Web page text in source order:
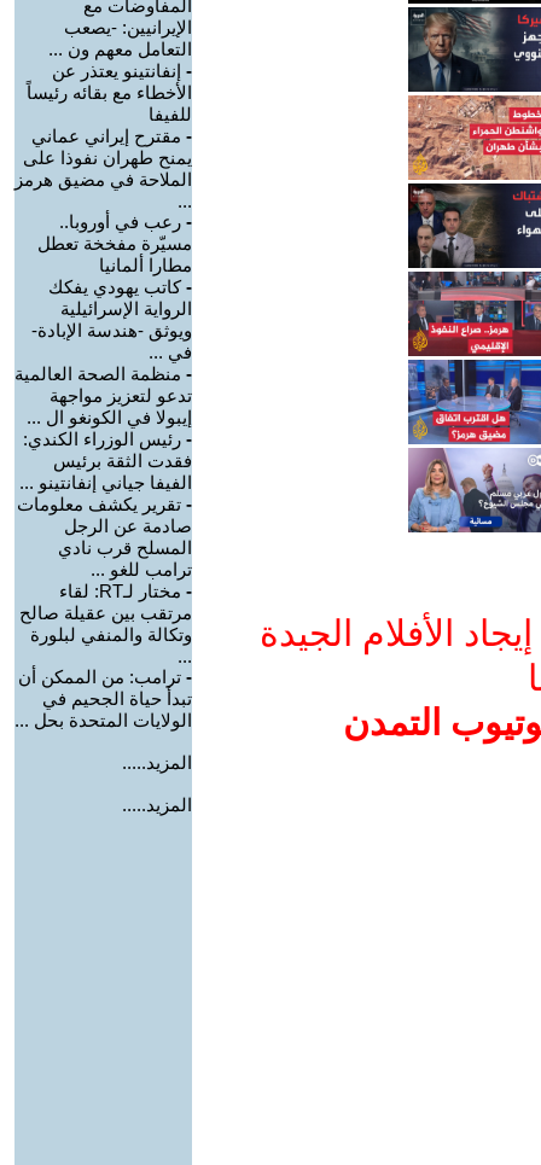
الأفلام الجيدة
التمدن
المفاوضات مع
الإيرانيين: -يصعب
التعامل معهم ون ...
- إنفانتينو يعتذر عن
الأخطاء مع بقائه رئيساً
للفيفا
- مقترح إيراني عماني
يمنح طهران نفوذا على
الملاحة في مضيق هرمز
...
- رعب في أوروبا..
مسيّرة مفخخة تعطل
مطارا ألمانيا
-كاتب يهودي يفكك
الرواية الإسرائيلية
ويوثق -هندسة الإبادة-
في ...
- منظمة الصحة العالمية
تدعو لتعزيز مواجهة
إيبولا في الكونغو ال ...
- رئيس الوزراء الكندي:
فقدت الثقة برئيس
الفيفا جياني إنفانتينو ...
- تقرير يكشف معلومات
صادمة عن الرجل
المسلح قرب نادي
ترامب للغو ...
-
مختار لـRT: لقاء
مرتقب بين عقيلة صالح
وتكالة والمنفي لبلورة
...
- ترامب: من الممكن أن
تبدأ حياة الجحيم في
الولايات المتحدة بحل ...
المزيد.....
المزيد.....